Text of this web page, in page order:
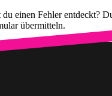
einen Fehler entdeckt?
übermitteln.